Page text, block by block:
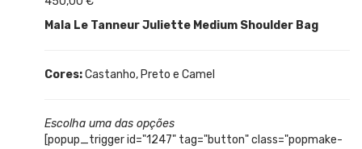
Mala Le Tanneur Juliette Medium Shoulder Bag
Cores:Castanho, Preto e Camel
Escolha uma das opções
[popup_trigger id="1247" tag="button" class="popmake-